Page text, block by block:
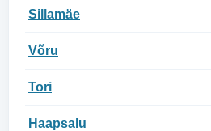
Sillamäe
Võru
Tori
Haapsalu